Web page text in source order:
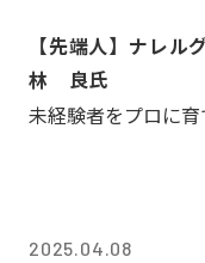
【先端人】ナレ
林 良氏
未経験者をプロに
2025.04.08